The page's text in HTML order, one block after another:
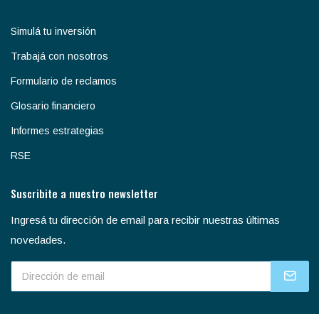
Simulá tu inversión
Trabajá con nosotros
Formulario de reclamos
Glosario financiero
Informes estrategias
RSE
Suscribite a nuestro newsletter
Ingresá tu dirección de email para recibir nuestras últimas
novedades.